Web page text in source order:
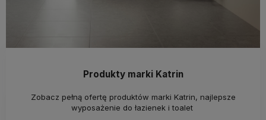
Produkty marki Katrin
Zobacz pełną ofertę produktów marki Katrin, najlepsze
wyposażenie do łazienek i toalet